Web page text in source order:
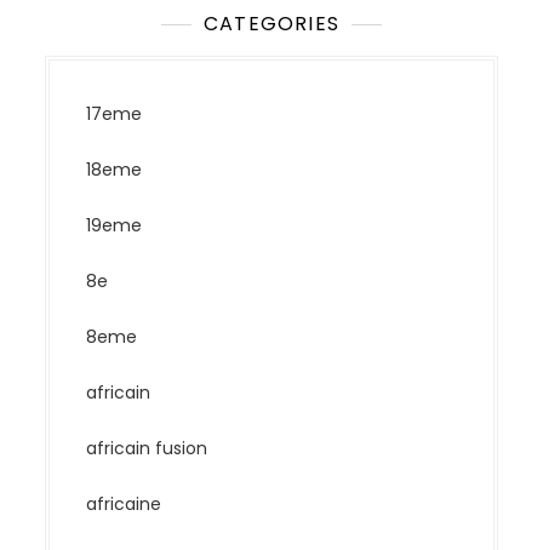
CATEGORIES
17eme
18eme
19eme
8e
8eme
africain
africain fusion
africaine